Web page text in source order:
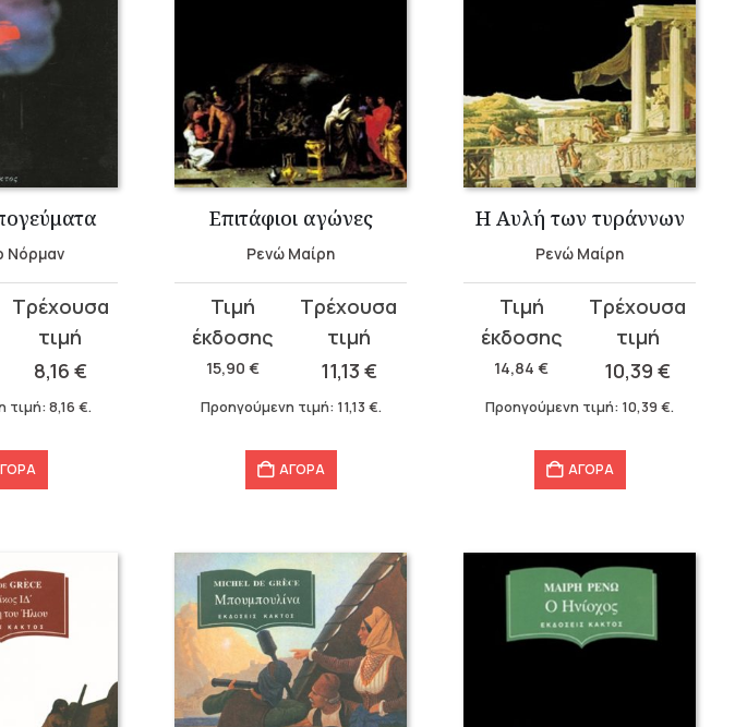
Νόρμαν
8,16 €
τιμή: 8,16 €.
Επιτάφιοι αγώνες
Ρενώ Μαίρη
15,90€
Original
price
was:
15,90 €.
11,13 €
τρέχουσα
τιμή
είναι:Προηγούμενη τιμή: 11,13 €.
ΑΓΟΡΑ
Η Αυλή των τυράννων
Ρενώ Μαίρη
14,84€
Original
price
was:
14,84 €.
10,39€
τρέχουσα
τιμή
είναι:
Προηγούμενη τιμή: 10,39€.
ΑΓΟΡΑ